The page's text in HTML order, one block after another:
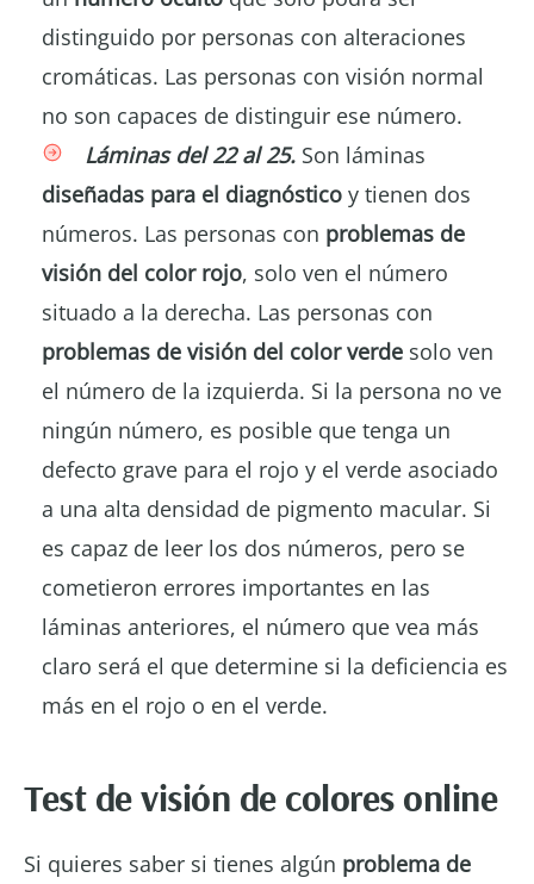
distinguido por personas con alteraciones
cromáticas. Las personas con visión normal
no son capaces de distinguir ese número.
Láminas del 22 al 25. Son láminas
diseñadas para el diagnóstico y tienen dos
números. Las personas con problemas de
visión del color rojo, solo ven el número
situado a la derecha. Las personas con
problemas de visión del color verde solo ven
el número de la izquierda. Si la persona no ve
ningún número, es posible que tenga un
defecto grave para el rojo y el verde asociado
a una alta densidad de pigmento macular. Si
es capaz de leer los dos números, pero se
cometieron errores importantes en las
láminas anteriores, el número que vea más
claro será el que determine si la deficiencia es
más en el rojo o en el verde.
Test de visión de colores online
Si quieres saber si tienes algún problema de